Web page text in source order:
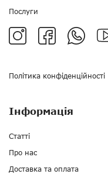
Політика конфіденційності
Послуги
Інформація
Статті
Про нас
Доставка та оплата